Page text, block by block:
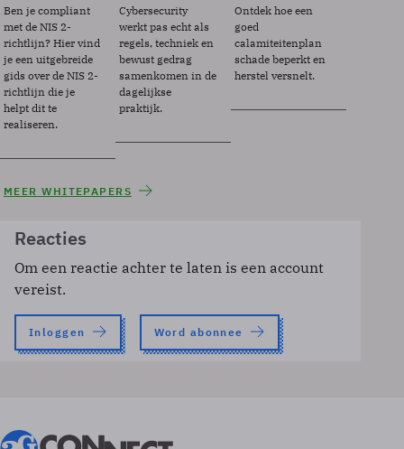
Ben je compliant
met de NIS 2-
richtlijn? Hier vind
je een uitgebreide
gids over de NIS 2-
richtlijn die je
helpt dit te
realiseren.
Cybersecurity
werkt pas echt als
regels, techniek en
bewust gedrag
samenkomen in de
dagelijkse
praktijk.
Ontdek hoe een
goed
calamiteitenplan
schade beperkt en
herstel versnelt.
MEER WHITEPAPERS
Reacties
Om een reactie achter te laten is een account
vereist.
Inloggen Word abonnee